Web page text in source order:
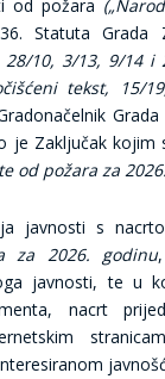
od požara
Statuta Grada
28/10, 3/13, 9/14 i
tekst, 15/
je Zaključak
od požara za
javnosti s
za 2026. godinu
javnosti, te u
nacrt